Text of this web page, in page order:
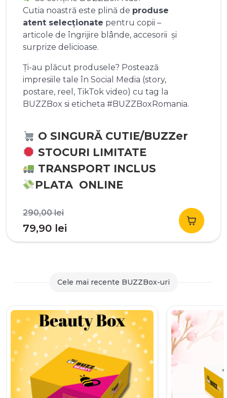
Cutia noastră este plină de produse
atent selecționate pentru copii –
articole de îngrijire blânde, accesorii și
surprize delicioase.
Ți-au plăcut produsele? Postează
impresiile tale în Social Media (story,
postare, reel, TikTok video) cu tag la
BUZZBox si eticheta #BUZZBoxRomania.
O SINGURĂ CUTIE/BUZZer
STOCURI LIMITATE
TRANSPORT INCLUS
PLATA ONLINE
290,00leiPrețul
inițial
a
290,00 lei.
79,90 lei
curent
79,90 lei.
Cele mai recente BUZZBox-uri